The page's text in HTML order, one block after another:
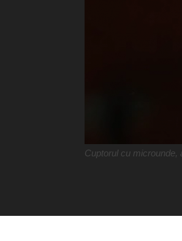
Cuptorul cu microunde,